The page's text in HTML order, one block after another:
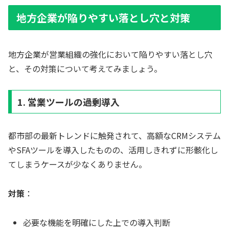
地方企業が陥りやすい落とし穴と対策
地方企業が営業組織の強化において陥りやすい落とし穴
と、その対策について考えてみましょう。
1. 営業ツールの過剰導入
都市部の最新トレンドに触発されて、高額なCRMシステム
やSFAツールを導入したものの、活用しきれずに形骸化し
てしまうケースが少なくありません。
対策 ：
必要な機能を明確にした上での導入判断